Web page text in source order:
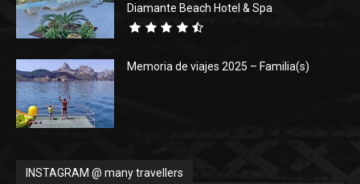
Diamante Beach Hotel & Spa
Memoria de viajes 2025 – Familia(s)
INSTAGRAM @ many travellers